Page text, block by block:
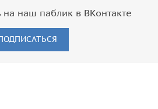
на наш паблик в ВКонтакте